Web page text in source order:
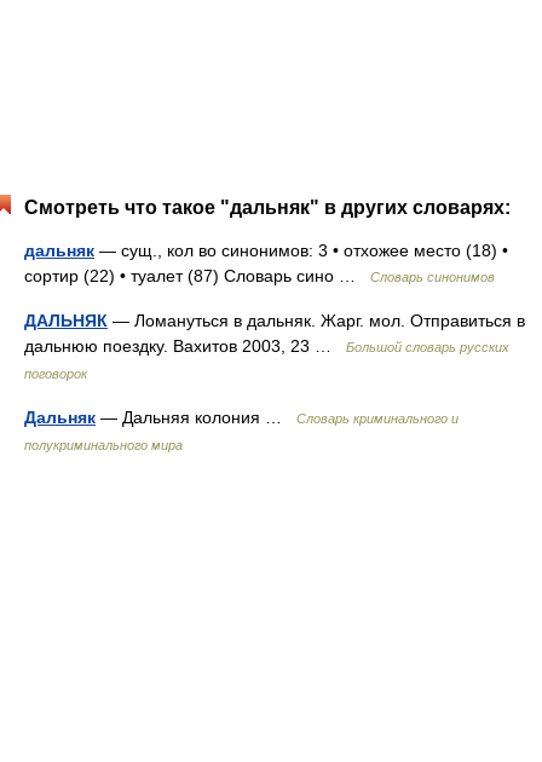
Смотреть что такое "дальняк" в других словарях:
дальняк — сущ., кол во синонимов: 3 • отхожее место (18) •
сортир (22) • туалет (87) Словарь сино …
Словарь синонимов
ДАЛЬНЯК — Ломануться в дальняк. Жарг. мол. Отправиться в
дальнюю поездку. Вахитов 2003, 23 …
Большой словарь русских
поговорок
Дальняк — Дальняя колония …
Словарь криминального и
полукриминального мира